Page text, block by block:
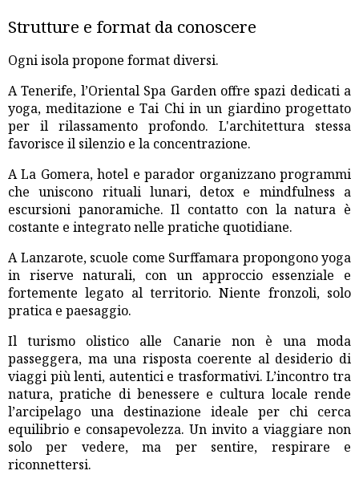
Strutture e format da conoscere
Ogni isola propone format diversi.
A Tenerife, l’Oriental Spa Garden offre spazi dedicati a
yoga, meditazione e Tai Chi in un giardino progettato
per il rilassamento profondo. L'architettura stessa
favorisce il silenzio e la concentrazione.
A La Gomera, hotel e parador organizzano programmi
che uniscono rituali lunari, detox e mindfulness a
escursioni panoramiche. Il contatto con la natura è
costante e integrato nelle pratiche quotidiane.
A Lanzarote, scuole come Surffamara propongono yoga
in riserve naturali, con un approccio essenziale e
fortemente legato al territorio. Niente fronzoli, solo
pratica e paesaggio.
Il turismo olistico alle Canarie non è una moda
passeggera, ma una risposta coerente al desiderio di
viaggi più lenti, autentici e trasformativi. L’incontro tra
natura, pratiche di benessere e cultura locale rende
l’arcipelago una destinazione ideale per chi cerca
equilibrio e consapevolezza. Un invito a viaggiare non
solo per vedere, ma per sentire, respirare e
riconnettersi.